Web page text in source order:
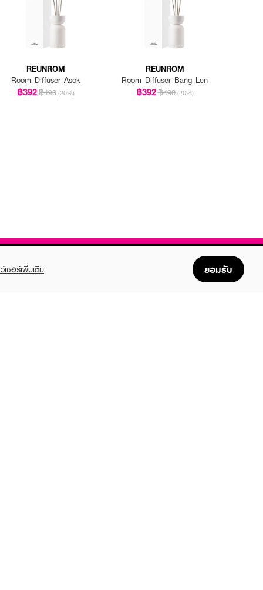
REUNROM
Room Diffuser Asok
฿392฿490 (20%)
REUNROM
Room Diffuser Bang Len
฿392฿490 (20%)
เซอร์เพิ่มเติม ยอมรับ